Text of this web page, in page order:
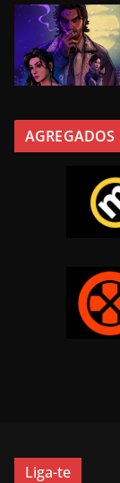
AGREGADOS
Liga-te